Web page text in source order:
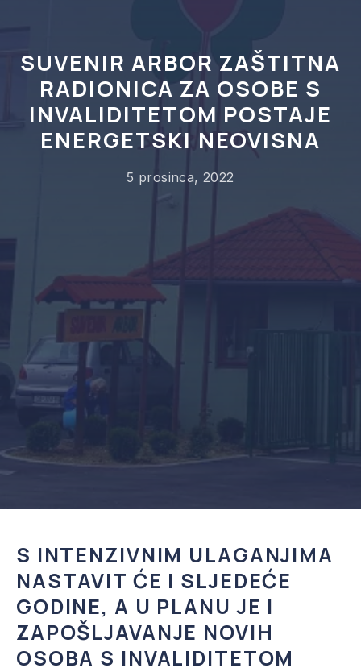
SUVENIR ARBOR ZAŠTITNA
RADIONICA ZA OSOBE S
INVALIDITETOM POSTAJE
ENERGETSKI NEOVISNA
5 prosinca, 2022
S INTENZIVNIM ULAGANJIMA
NASTAVIT ĆE I SLJEDEĆE
GODINE, A U PLANU JE I
ZAPOŠLJAVANJE NOVIH
OSOBA S INVALIDITETOM